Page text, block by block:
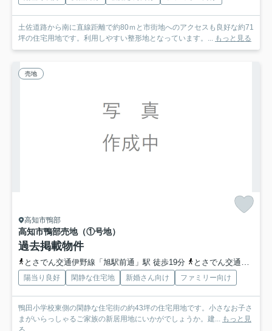
土佐道路から南に直線距離で約80ｍと市街地へのアクセスも良好な約71
坪の住宅用地です。利用しやすい整形地となっています。...
もっと見る
売地
高知市鴨部
高知市鴨部売地（①号地）
過去掲載物件
とさでん交通伊野線「旭駅前通」駅 徒歩19分 とさでん交通「鏡川団地前」バス停下車 徒歩6分
陽当り良好 閑静な住宅地 新婚さん向け ファミリー向け
鴨田小学校東側の閑静な住宅街の約43坪の住宅用地です。小さなお子さ
まがいらっしゃるご家族の新居用地にいかがでしょうか。建...
もっと見